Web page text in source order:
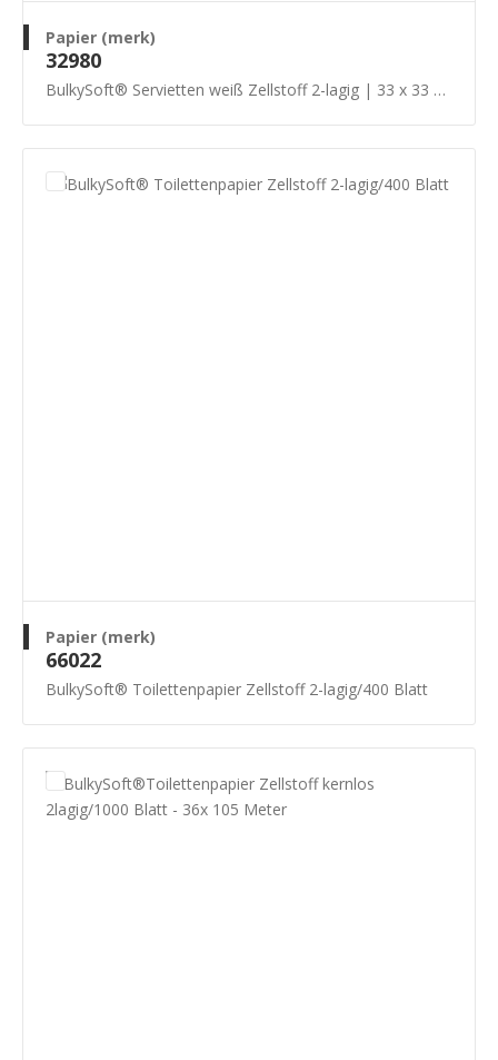
Papier (merk)
32980
BulkySoft® Servietten weiß Zellstoff 2-lagig | 33 x 33 cm 1/4 Falz - 20 x 100 Stück
Papier (merk)
66022
BulkySoft® Toilettenpapier Zellstoff 2-lagig/400 Blatt